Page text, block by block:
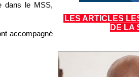
dans le MSS,
accompagné
LES ARTICLES
DE LA